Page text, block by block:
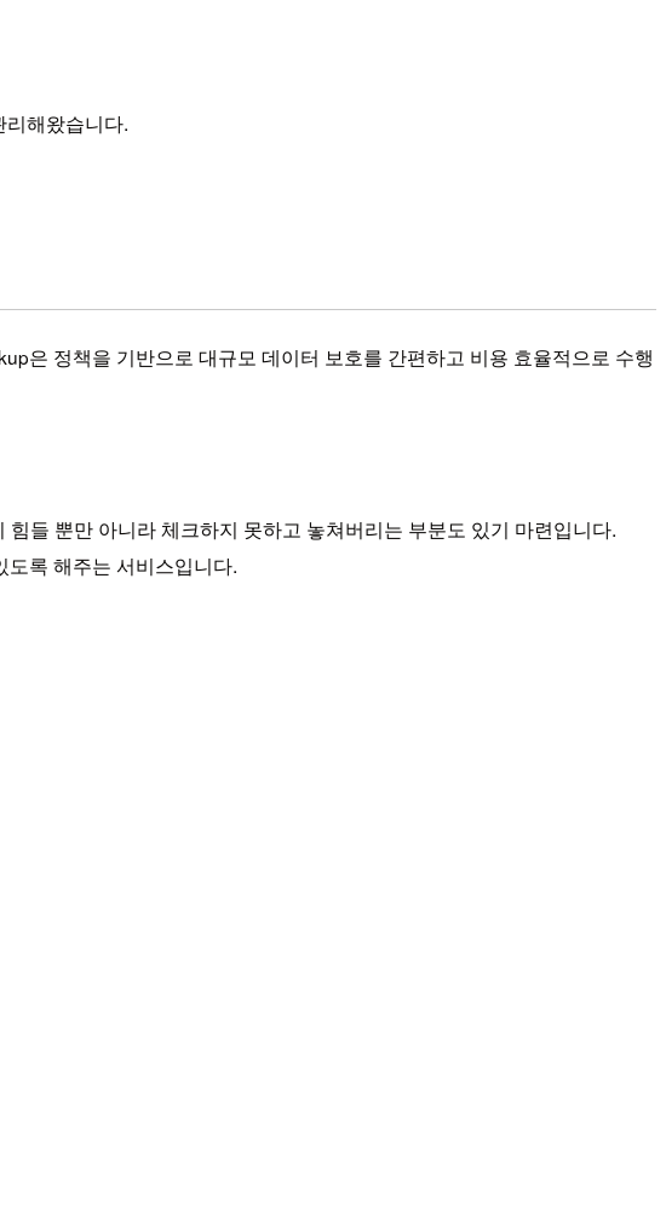
해왔습니다.
은 정책을 기반으로 대규모 데이터 보호를 간편하고 비용 효율적으로 수행
들 뿐만 아니라 체크하지 못하고 놓쳐버리는 부분도 있기 마련입니다.
록 해주는 서비스입니다.